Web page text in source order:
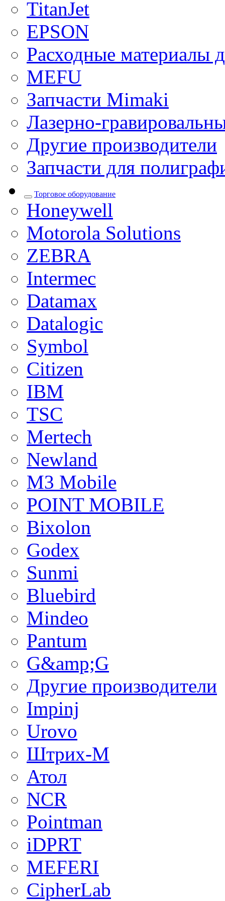
TitanJet
EPSON
Расходные материалы
MEFU
Запчасти Mimaki
Лазерно-
Другие производители
Запчасти для
Торговое оборудование
Honeywell
Motorola Solutions
ZEBRA
Intermec
Datamax
Datalogic
Symbol
Citizen
IBM
TSC
Mertech
Newland
M3 Mobile
POINT MOBILE
Bixolon
Godex
Sunmi
Bluebird
Mindeo
Pantum
G&amp;G
Другие производители
Impinj
Urovo
Штрих-М
Атол
NCR
Pointman
iDPRT
MEFERI
CipherLab